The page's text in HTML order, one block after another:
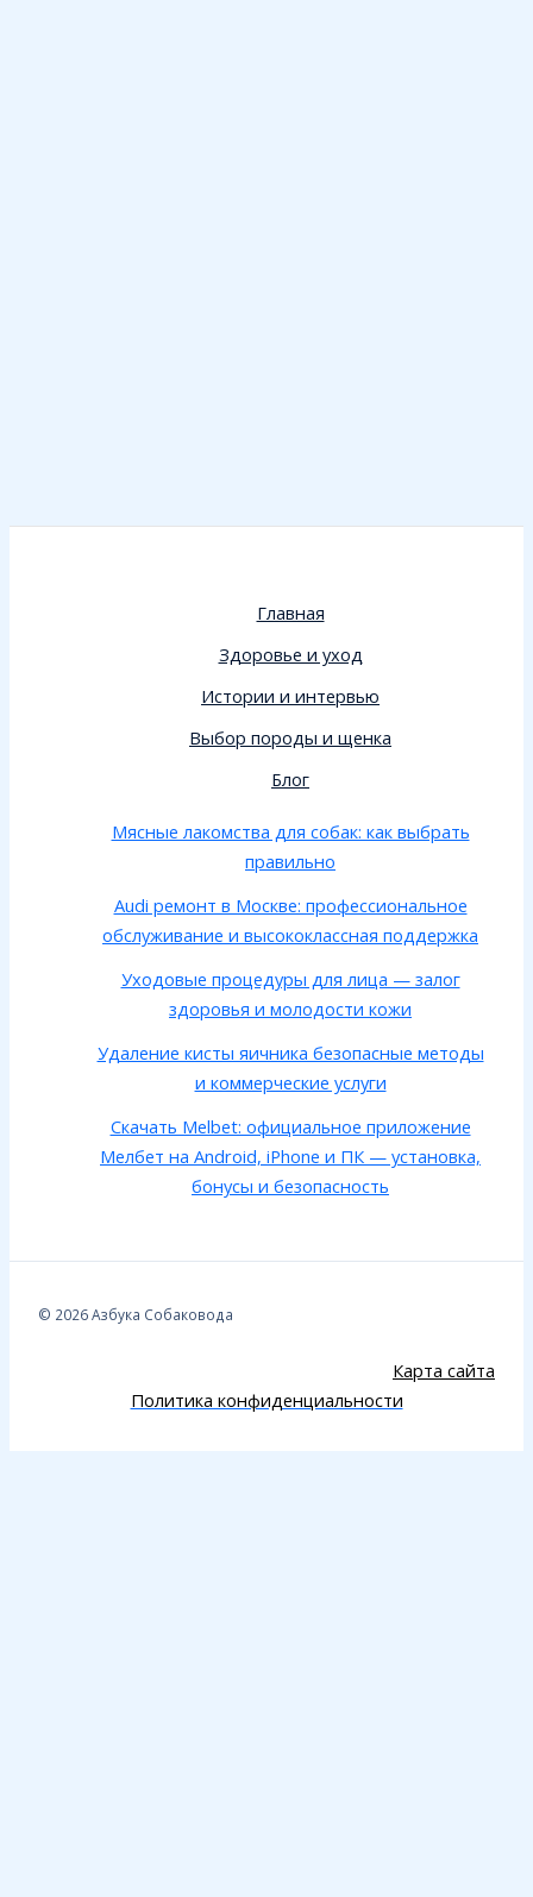
Главная
Здоровье и уход
Истории и интервью
Выбор породы и щенка
Блог
Мясные лакомства для собак: как выбрать
правильно
Audi ремонт в Москве: профессиональное
обслуживание и высококлассная поддержка
Уходовые процедуры для лица — залог
здоровья и молодости кожи
Удаление кисты яичника безопасные методы
и коммерческие услуги
Скачать Melbet: официальное приложение
Мелбет на Android, iPhone и ПК — установка,
бонусы и безопасность
© 2026 Азбука Собаковода
Карта сайта
Политика конфиденциальности